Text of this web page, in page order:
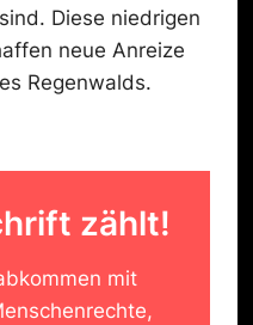
Diese niedrigen
neue Anreize
Regenwalds.
zählt!
mit